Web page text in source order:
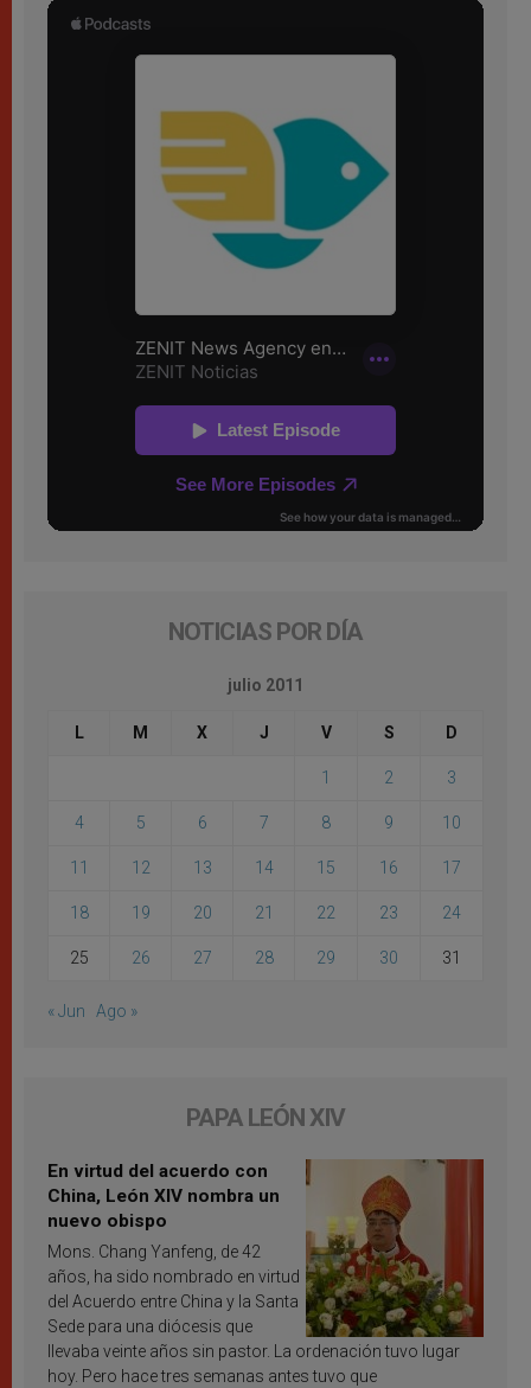
NOTICIAS POR DÍA
julio 2011
L M X J V S D
1 2 3
4 5 6 7 8 9 10
11 12 13 14 15 16 17
18 19 20 21 22 23 24
25 26 27 28 29 30 31
« Jun Ago »
PAPA LEÓN XIV
En virtud del acuerdo con
China, León XIV nombra un
nuevo obispo
Mons. Chang Yanfeng, de 42
años, ha sido nombrado en virtud
del Acuerdo entre China y la Santa
Sede para una diócesis que
llevaba veinte años sin pastor. La ordenación tuvo lugar
hoy. Pero hace tres semanas antes tuvo que